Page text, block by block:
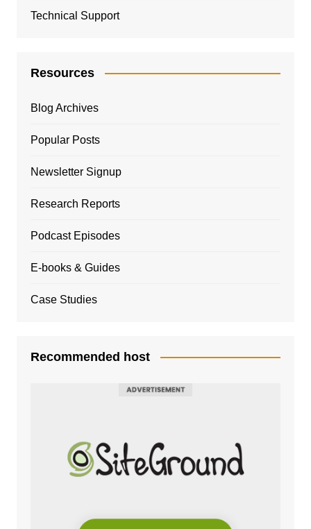
Technical Support
Resources
Blog Archives
Popular Posts
Newsletter Signup
Research Reports
Podcast Episodes
E-books & Guides
Case Studies
Recommended host